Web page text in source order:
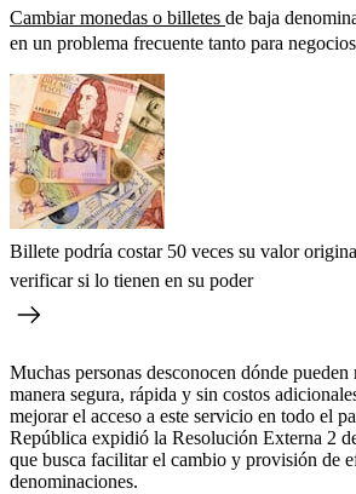
Cambiar monedas o billetes de baja
en un problema frecuente tanto para
Billete podría costar 50 veces su valor
verificar si lo tienen en su poder
Muchas personas desconocen dónde pueden
manera segura, rápida y sin costos
mejorar el acceso a este servicio en todo el
República expidió la Resolución Externa 2
que busca facilitar el cambio y provisión de
denominaciones.